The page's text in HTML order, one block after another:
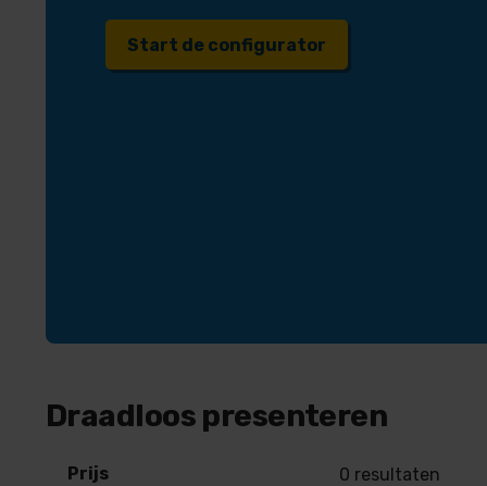
Start de configurator
Draadloos presenteren
Prijs 0 resultaten